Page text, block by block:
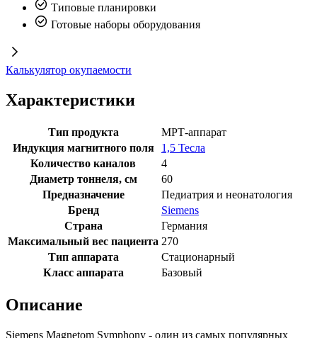
Типовые планировки
Готовые наборы оборудования
Калькулятор окупаемости
Характеристики
Тип продукта
МРТ-аппарат
Индукция магнитного поля
1,5 Тесла
Количество каналов
4
Диаметр тоннеля, см
60
Предназначение
Педиатрия и неонатология
Бренд
Siemens
Страна
Германия
Максимальный вес пациента 270
Тип аппарата
Стационарный
Класс аппарата
Базовый
Описание
Siemens Magnetom Symphony - один из самых популярных